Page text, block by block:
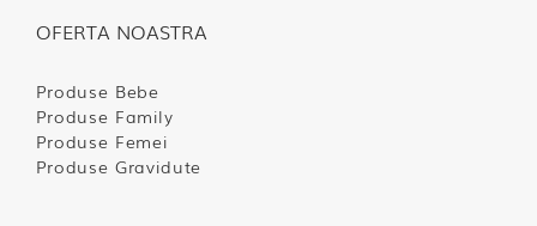
OFERTA NOASTRA
Produse Bebe
Produse Family
Produse Femei
Produse Gravidute